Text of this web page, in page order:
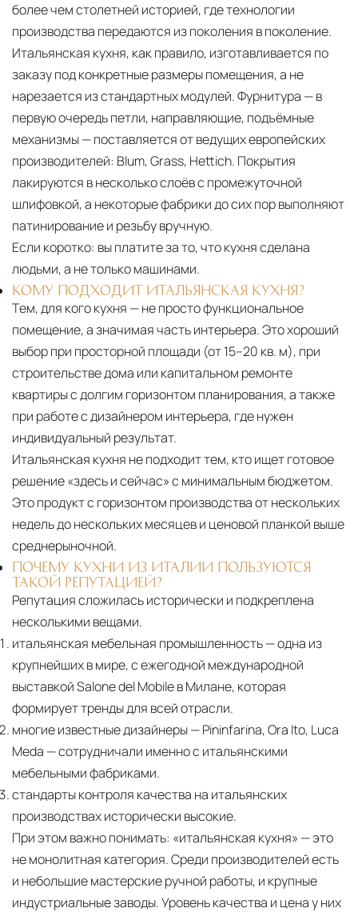
более чем столетней историей, где технологии
производства передаются из поколения в поколение.
Итальянская кухня, как правило, изготавливается по
заказу под конкретные размеры помещения, а не
нарезается из стандартных модулей. Фурнитура — в
первую очередь петли, направляющие, подъёмные
механизмы — поставляется от ведущих европейских
производителей: Blum, Grass, Hettich. Покрытия
лакируются в несколько слоёв с промежуточной
шлифовкой, а некоторые фабрики до сих пор выполняют
патинирование и резьбу вручную.
Если коротко: вы платите за то, что кухня сделана
людьми, а не только машинами.
КОМУ ПОДХОДИТ ИТАЛЬЯНСКАЯ КУХНЯ?
Тем, для кого кухня — не просто функциональное
помещение, а значимая часть интерьера. Это хороший
выбор при просторной площади (от 15–20 кв. м), при
строительстве дома или капитальном ремонте
квартиры с долгим горизонтом планирования, а также
при работе с дизайнером интерьера, где нужен
индивидуальный результат.
Итальянская кухня не подходит тем, кто ищет готовое
решение «здесь и сейчас» с минимальным бюджетом.
Это продукт с горизонтом производства от нескольких
недель до нескольких месяцев и ценовой планкой выше
среднерыночной.
ПОЧЕМУ КУХНИ ИЗ ИТАЛИИ ПОЛЬЗУЮТСЯ
ТАКОЙ РЕПУТАЦИЕЙ?
Репутация сложилась исторически и подкреплена
несколькими вещами.
итальянская мебельная промышленность — одна из
крупнейших в мире, с ежегодной международной
выставкой Salone del Mobile в Милане, которая
формирует тренды для всей отрасли.
многие известные дизайнеры — Pininfarina, Ora Ito, Luca
Meda — сотрудничали именно с итальянскими
мебельными фабриками.
стандарты контроля качества на итальянских
производствах исторически высокие.
При этом важно понимать: «итальянская кухня» — это
не монолитная категория. Среди производителей есть
и небольшие мастерские ручной работы, и крупные
индустриальные заводы. Уровень качества и цена у них